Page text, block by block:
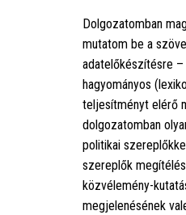
Dolgozatomban
mutatom be a
adatelőkészítésre
hagyományos
teljesítményt elérő
dolgozatomban
politikai
szereplők
közvélemény-
megjelenésének